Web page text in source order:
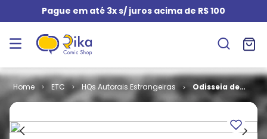
Pague em até 3x s/ juros acima de R$ 100
ETC HQs Autorais Estrangeiras
Odisseia de
Hakim -